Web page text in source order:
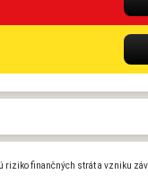
riziko finančných strát a vzniku